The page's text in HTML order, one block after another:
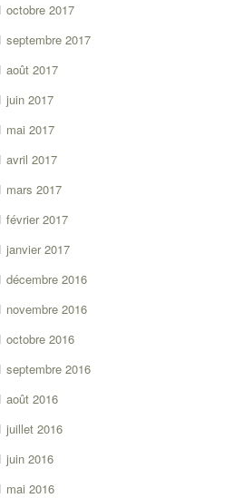
octobre 2017
septembre 2017
août 2017
juin 2017
mai 2017
avril 2017
mars 2017
février 2017
janvier 2017
décembre 2016
novembre 2016
octobre 2016
septembre 2016
août 2016
juillet 2016
juin 2016
mai 2016